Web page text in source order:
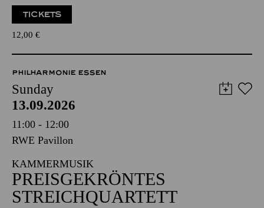
TICKETS
12,00 €
PHILHARMONIE ESSEN
Sunday
13.09.2026
11:00 - 12:00
RWE Pavillon
KAMMERMUSIK
PREISGEKRÖNTES
STREICHQUARTETT